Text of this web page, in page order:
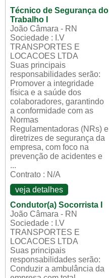
Técnico de Segurança do
Trabalho I
João Câmara - RN
Sociedade : I.V
TRANSPORTES E
LOCACOES LTDA
Suas principais
responsabilidades serão:
Promover a integridade
física e a saúde dos
colaboradores, garantindo
a conformidade com as
Normas
Regulamentadoras (NRs) e
diretrizes de segurança da
empresa, com foco na
prevenção de acidentes e
...
Contrato : N/A
veja detalhes
Condutor(a) Socorrista I
João Câmara - RN
Sociedade : I.V
TRANSPORTES E
LOCACOES LTDA
Suas principais
responsabilidades serão:
Conduzir a ambulância da